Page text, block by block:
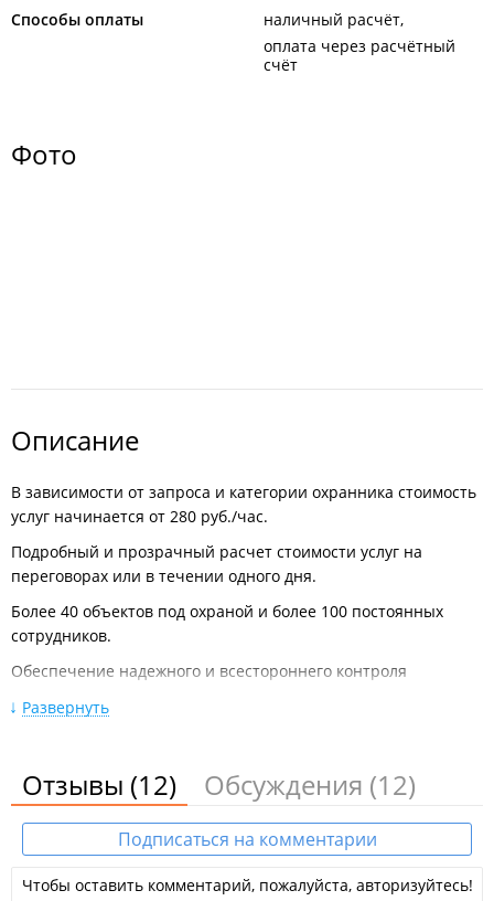
Способы оплаты
наличный расчёт
оплата через расчётный
счёт
Фото
Описание
В зависимости от запроса и категории охранника стоимость
услуг начинается от 280 руб./час.
Подробный и прозрачный расчет стоимости услуг на
переговорах или в течении одного дня.
Более 40 объектов под охраной и более 100 постоянных
сотрудников.
Обеспечение надежного и всестороннего контроля
Установкой системы фото - , видеофиксации на
объекте;
Подготовленными, специально
отобранными охранниками.
Бесплатный выезд специалиста и расчет охраны в 3-х
Развернуть
Отзывы (12) Обсуждения (12)
Подписаться на комментарии
Чтобы оставить комментарий, пожалуйста, авторизуйтесь!